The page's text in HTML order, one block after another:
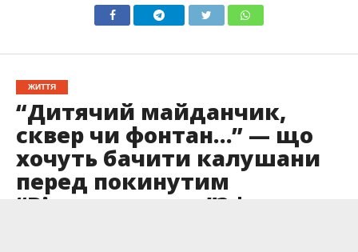
ЖИТТЯ
“Дитячий майданчик,
сквер чи фонтан…” — що
хочуть бачити калушани
перед покинутим
“Відродженням”? |